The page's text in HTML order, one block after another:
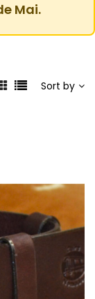
Mai.
Sort by